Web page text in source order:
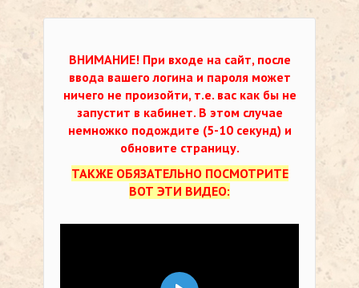
ВНИМАНИЕ! При входе на сайт, после
ввода вашего логина и пароля может
ничего не произойти, т.е. вас как бы не
запустит в кабинет. В этом случае
немножко подождите (5-10 секунд) и
обновите страницу.
ТАКЖЕ ОБЯЗАТЕЛЬНО ПОСМОТРИТЕ
ВОТ ЭТИ ВИДЕО: